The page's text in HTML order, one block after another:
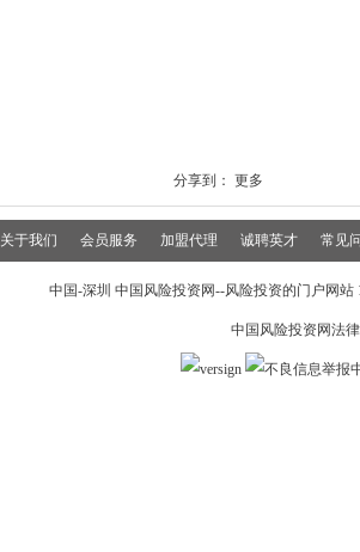
分享到： 更多
关于我们 会员服务 加盟代理 诚聘英才 常见
中国-深圳 中国风险投资网--风险投资的门户网
中国风险投资网法